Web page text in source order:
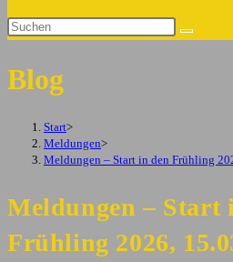
umschalten
Diese
durchsuchen
Blog
Start>
Meldungen>
Meldungen – Start in den Frühling
Meldungen – Start
Frühling 2026,